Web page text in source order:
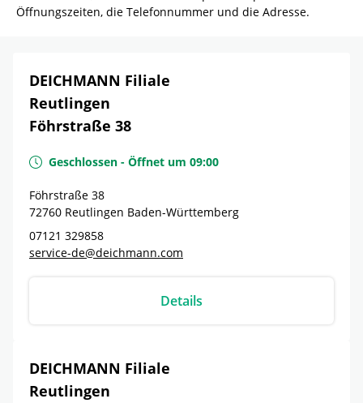
Öffnungszeiten, die Telefonnummer und die Adresse.
DEICHMANN Filiale
Reutlingen
Föhrstraße 38
Geschlossen - Öffnet um 09:00
Föhrstraße 38
72760 Reutlingen Baden-Württemberg
07121 329858
service-de@deichmann.com
Details
DEICHMANN Filiale
Reutlingen